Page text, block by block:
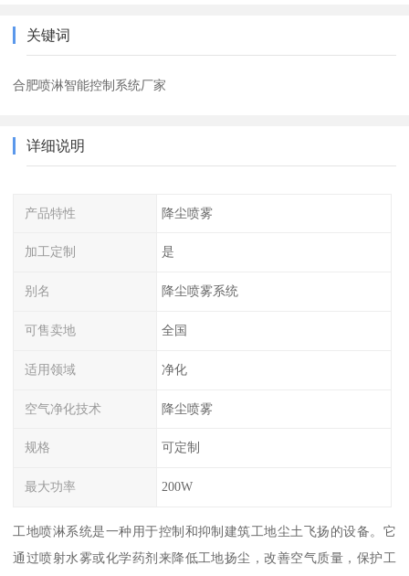
关键词
合肥喷淋智能控制系统厂家
详细说明
产品特性 降尘喷雾
加工定制 是
别名 降尘喷雾系统
可售卖地 全国
适用领域 净化
空气净化技术 降尘喷雾
规格 可定制
最大功率 200W
工地喷淋系统是一种用于控制和抑制建筑工地尘土飞扬的设备。它
通过喷射水雾或化学药剂来降低工地扬尘，改善空气质量，保护工